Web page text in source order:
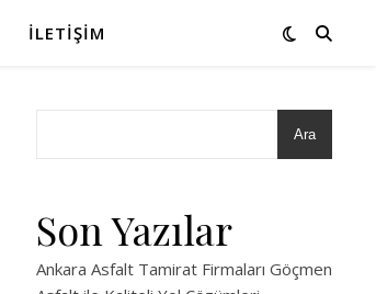
İLETIŞIM
Ara
Son Yazılar
Ankara Asfalt Tamirat Firmaları Göçmen